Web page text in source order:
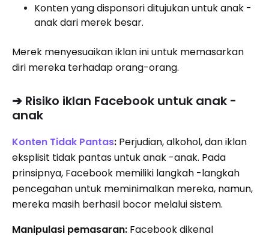
Konten yang disponsori ditujukan untuk anak -
anak dari merek besar.
Merek menyesuaikan iklan ini untuk memasarkan
diri mereka terhadap orang-orang.
➔ Risiko iklan Facebook untuk anak -
anak
Konten Tidak Pantas: Perjudian, alkohol, dan iklan
eksplisit tidak pantas untuk anak -anak. Pada
prinsipnya, Facebook memiliki langkah -langkah
pencegahan untuk meminimalkan mereka, namun,
mereka masih berhasil bocor melalui sistem.
Manipulasi pemasaran: Facebook dikenal